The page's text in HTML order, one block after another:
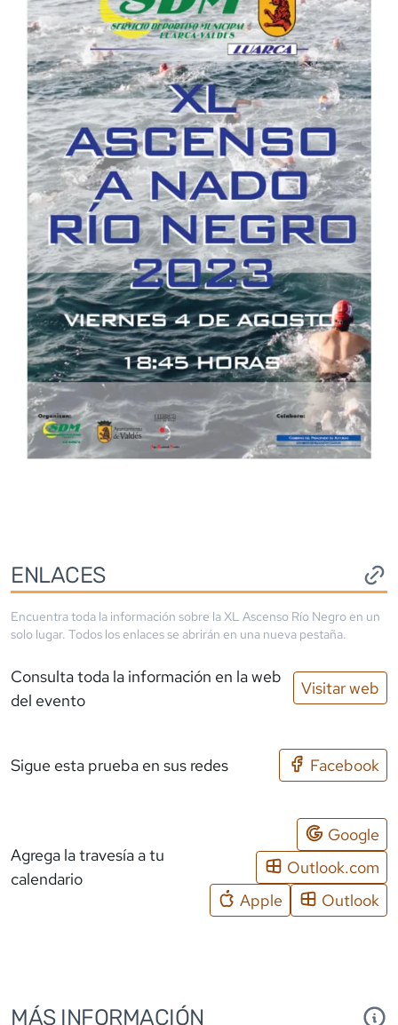
ENLACES
Encuentra toda la información sobre laXL Ascenso Río Negro en un
solo lugar. Todos los enlaces se abrirán en una nueva pestaña.
Consulta toda la información en la web
del evento
Visitar web
Sigue esta prueba en sus redes Facebook
Agrega la travesía a tu
calendario
Google
Outlook.com
Apple
Outlook
MÁS INFORMACIÓN